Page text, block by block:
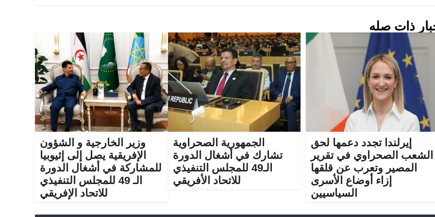
ذات صله
إيرلندا تجدد دعمها لحق
الشعب الصحراوي في تقرير
المصير وتعرب عن قلقها
إزاء أوضاع الأسرى
السياسيين
الجمهورية الصحراوية
تشارك في أشغال الدورة
الـ49 للمجلس التنفيذي
للاتحاد الأفريقي
وزير الخارجية و الشؤون
الإفريقية يصل إلى إثيوبيا
للمشاركة في أشغال الدورة
الـ 49 للمجلس التنفيذي
للاتحاد الإفريقي